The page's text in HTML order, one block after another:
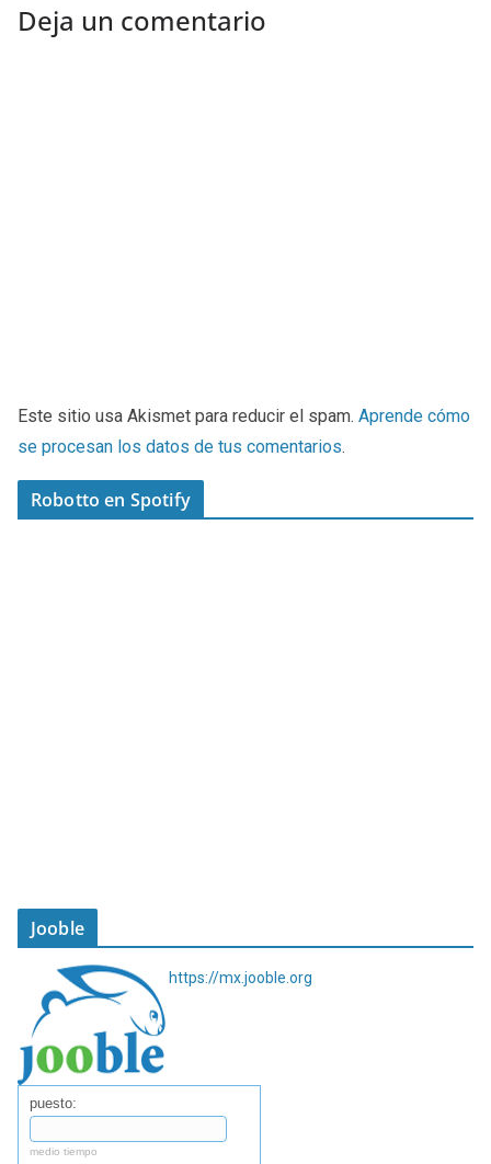
Deja un comentario
Este sitio usa Akismet para reducir el spam. Aprende cómo
se procesan los datos de tus comentarios.
Robotto en Spotify
Jooble
https://mx.jooble.org
puesto:
medio tiempo